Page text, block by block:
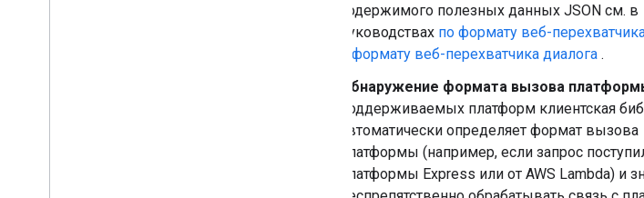
содержимого полезных данных JSON см. в
руководствах по формату веб-
формату веб-перехватчика диалога .
Обнаружение формата вызова
поддерживаемых платформ клиентская
автоматически определяет формат вызова
платформы (например, если запрос
платформы Express или от AWS Lambda) и